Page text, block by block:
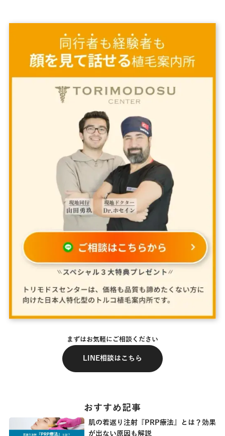
まずはお気軽にご相談ください
LINE相談はこちら
おすすめ記事
肌の若返り注射『PRP療法』とは？効果
が出ない原因も解説